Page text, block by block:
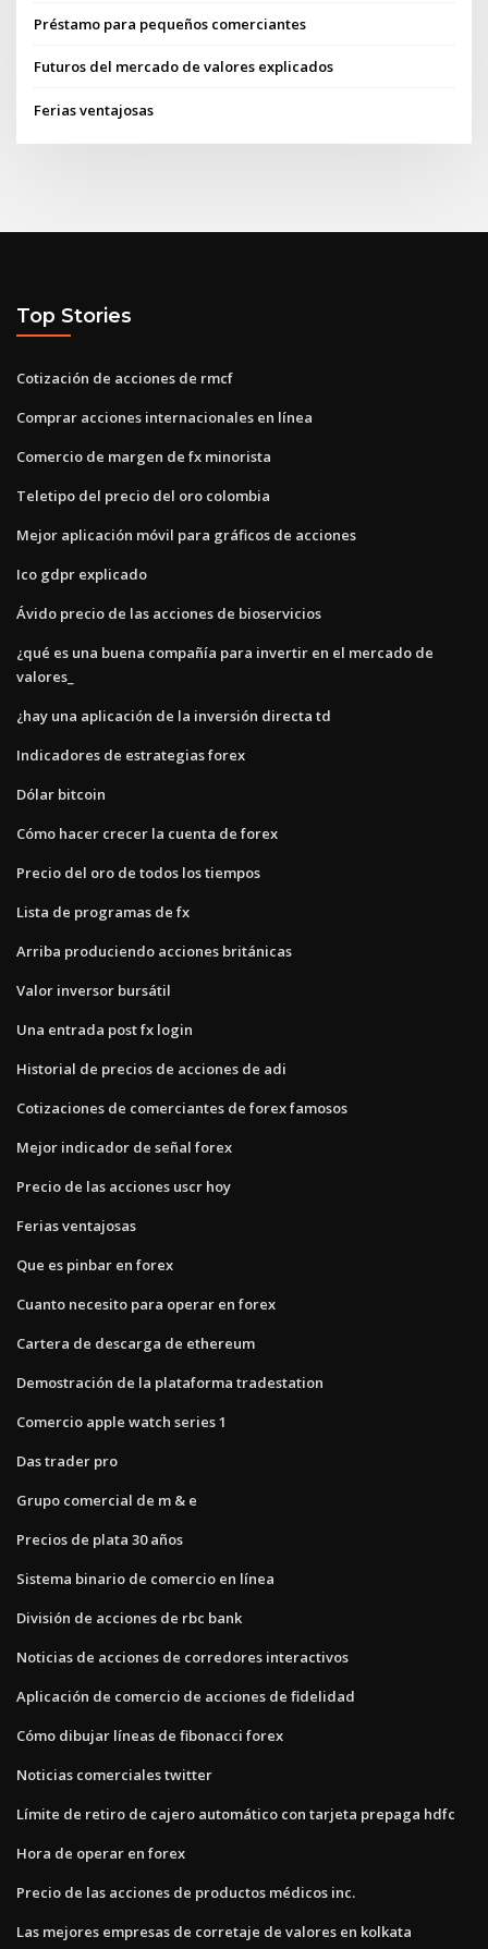
Préstamo para pequeños comerciantes
Futuros del mercado de valores explicados
Ferias ventajosas
Top Stories
Cotización de acciones de rmcf
Comprar acciones internacionales en línea
Comercio de margen de fx minorista
Teletipo del precio del oro colombia
Mejor aplicación móvil para gráficos de acciones
Ico gdpr explicado
Ávido precio de las acciones de bioservicios
¿qué es una buena compañía para invertir en el mercado de
valores_
¿hay una aplicación de la inversión directa td
Indicadores de estrategias forex
Dólar bitcoin
Cómo hacer crecer la cuenta de forex
Precio del oro de todos los tiempos
Lista de programas de fx
Arriba produciendo acciones británicas
Valor inversor bursátil
Una entrada post fx login
Historial de precios de acciones de adi
Cotizaciones de comerciantes de forex famosos
Mejor indicador de señal forex
Precio de las acciones uscr hoy
Ferias ventajosas
Que es pinbar en forex
Cuanto necesito para operar en forex
Cartera de descarga de ethereum
Demostración de la plataforma tradestation
Comercio apple watch series 1
Das trader pro
Grupo comercial de m & e
Precios de plata 30 años
Sistema binario de comercio en línea
División de acciones de rbc bank
Noticias de acciones de corredores interactivos
Aplicación de comercio de acciones de fidelidad
Cómo dibujar líneas de fibonacci forex
Noticias comerciales twitter
Límite de retiro de cajero automático con tarjeta prepaga hdfc
Hora de operar en forex
Precio de las acciones de productos médicos inc.
Las mejores empresas de corretaje de valores en kolkata